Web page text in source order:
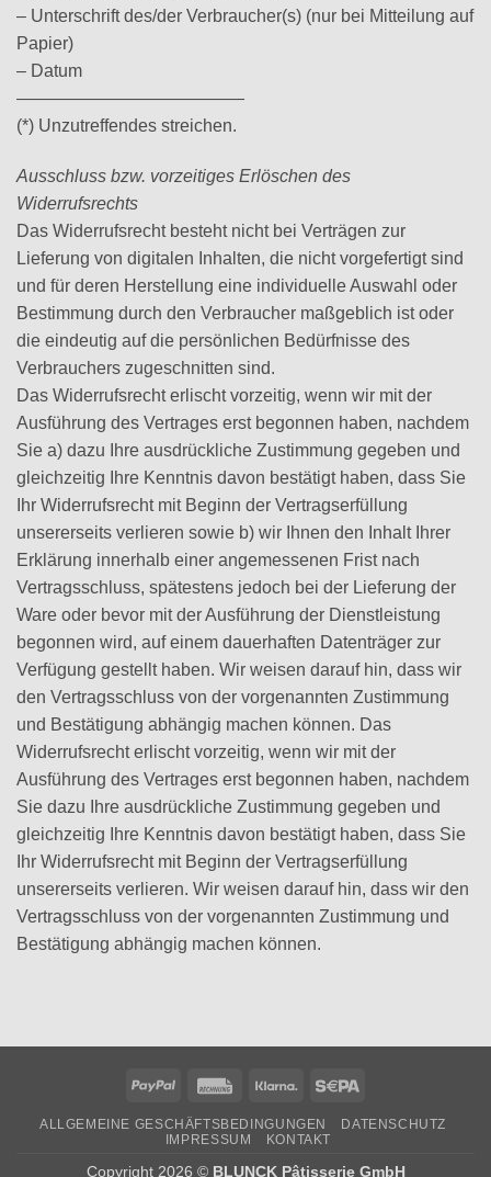
– Unterschrift des/der Verbraucher(s) (nur bei Mitteilung auf
Papier)
– Datum
—————————————
(*) Unzutreffendes streichen.
Ausschluss bzw. vorzeitiges Erlöschen des
Widerrufsrechts
Das Widerrufsrecht besteht nicht bei Verträgen zur
Lieferung von digitalen Inhalten, die nicht vorgefertigt sind
und für deren Herstellung eine individuelle Auswahl oder
Bestimmung durch den Verbraucher maßgeblich ist oder
die eindeutig auf die persönlichen Bedürfnisse des
Verbrauchers zugeschnitten sind.
Das Widerrufsrecht erlischt vorzeitig, wenn wir mit der
Ausführung des Vertrages erst begonnen haben, nachdem
Sie a) dazu Ihre ausdrückliche Zustimmung gegeben und
gleichzeitig Ihre Kenntnis davon bestätigt haben, dass Sie
Ihr Widerrufsrecht mit Beginn der Vertragserfüllung
unsererseits verlieren sowie b) wir Ihnen den Inhalt Ihrer
Erklärung innerhalb einer angemessenen Frist nach
Vertragsschluss, spätestens jedoch bei der Lieferung der
Ware oder bevor mit der Ausführung der Dienstleistung
begonnen wird, auf einem dauerhaften Datenträger zur
Verfügung gestellt haben. Wir weisen darauf hin, dass wir
den Vertragsschluss von der vorgenannten Zustimmung
und Bestätigung abhängig machen können. Das
Widerrufsrecht erlischt vorzeitig, wenn wir mit der
Ausführung des Vertrages erst begonnen haben, nachdem
Sie dazu Ihre ausdrückliche Zustimmung gegeben und
gleichzeitig Ihre Kenntnis davon bestätigt haben, dass Sie
Ihr Widerrufsrecht mit Beginn der Vertragserfüllung
unsererseits verlieren. Wir weisen darauf hin, dass wir den
Vertragsschluss von der vorgenannten Zustimmung und
Bestätigung abhängig machen können.
PayPal Rechung Klarna
ALLGEMEINE GESCHÄFTSBEDINGUNGEN
DATENSCHUTZ
IMPRESSUM
KONTAKT
Copyright 2026 © BLUNCK Pâtisserie GmbH